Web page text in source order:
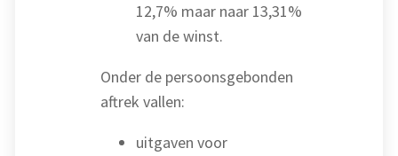
12,7% maar naar 13,31%
van de winst.
Onder de persoonsgebonden
aftrek vallen:
uitgaven voor